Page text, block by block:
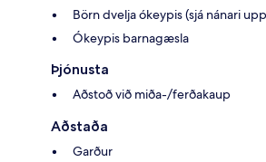
Börn dvelja ókeypis (sjá nánari
Ókeypis barnagæsla
Þjónusta
Aðstoð við miða-/ferðakaup
Aðstaða
Garður